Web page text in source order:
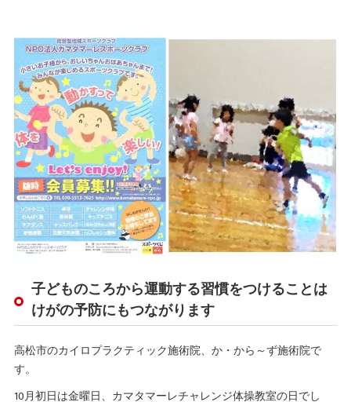
子どものころから運動する習慣をつけることは
けがの予防にもつながります
高松市のカイロプラクティック施術院、か・から～ず施術院で
す。
10月初日は金曜日、カマタマーレチャレンジ体操教室の日でし